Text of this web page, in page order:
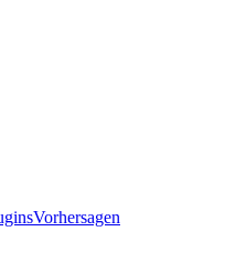
Vorhersagen